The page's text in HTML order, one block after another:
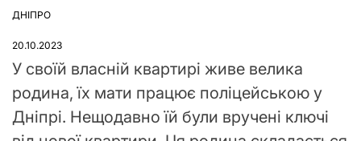
ОПУБЛІКУВАТИ
ДНІПРО
20.10.2023
У своїй власній квартирі живе велика
родина, їх мати працює поліцейською у
Дніпрі. Нещодавно їй були вручені ключі